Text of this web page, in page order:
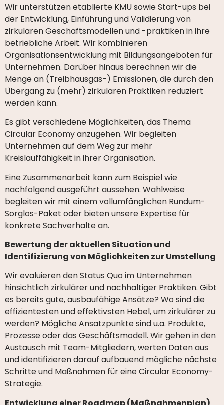
Wir unterstützen etablierte KMU sowie Start-ups bei
der Entwicklung, Einführung und Validierung von
zirkulären Geschäftsmodellen und -praktiken in ihre
betriebliche Arbeit. Wir kombinieren
Organisationsentwicklung mit Bildungsangeboten für
Unternehmen. Darüber hinaus berechnen wir die
Menge an (Treibhausgas-) Emissionen, die durch den
Übergang zu (mehr) zirkulären Praktiken reduziert
werden kann.
Es gibt verschiedene Möglichkeiten, das Thema
Circular Economy anzugehen. Wir begleiten
Unternehmen auf dem Weg zur mehr
Kreislauffähigkeit in ihrer Organisation.
Eine Zusammenarbeit kann zum Beispiel wie
nachfolgend ausgeführt aussehen. Wahlweise
begleiten wir mit einem vollumfänglichen Rundum-
Sorglos-Paket oder bieten unsere Expertise für
konkrete Sachverhalte an.
Bewertung der aktuellen Situation und
Identifizierung von Möglichkeiten zur Umstellung
Wir evaluieren den Status Quo im Unternehmen
hinsichtlich zirkulärer und nachhaltiger Praktiken. Gibt
es bereits gute, ausbaufähige Ansätze? Wo sind die
effizientesten und effektivsten Hebel, um zirkulärer zu
werden? Mögliche Ansatzpunkte sind u.a. Produkte,
Prozesse oder das Geschäftsmodell. Wir gehen in den
Austausch mit Team-Mitgliedern, werten Daten aus
und identifizieren darauf aufbauend mögliche nächste
Schritte und Maßnahmen für eine Circular Economy-
Strategie.